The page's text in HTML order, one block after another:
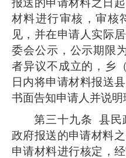
报送的申请材料之日
材料进行审核，审核
见，并在申请人实际
委会公示，公示期限
者异议不成立的，乡
日内将申请材料报送
书面告知申请人并说明
第三十九条 县民
政府报送的申请材料
申请材料进行核定，